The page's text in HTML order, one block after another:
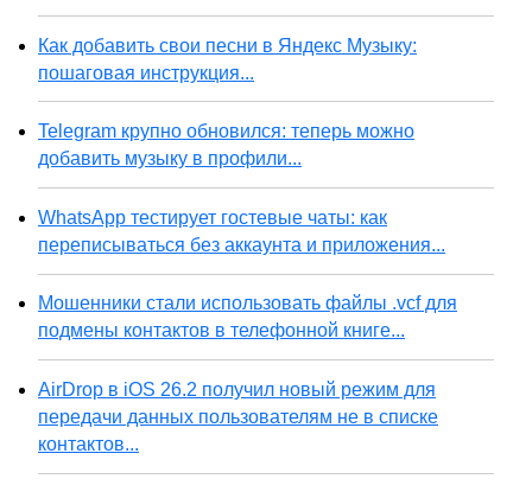
Как добавить свои песни в Яндекс Музыку:
пошаговая инструкция...
Telegram крупно обновился: теперь можно
добавить музыку в профили...
WhatsApp тестирует гостевые чаты: как
переписываться без аккаунта и приложения...
Мошенники стали использовать файлы .vcf для
подмены контактов в телефонной книге...
AirDrop в iOS 26.2 получил новый режим для
передачи данных пользователям не в списке
контактов...